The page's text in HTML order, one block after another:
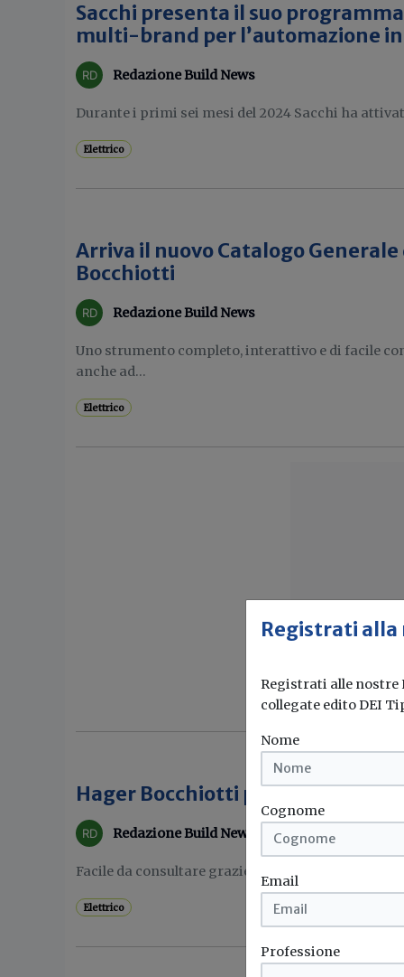
Sacchi presenta il suo
multi-brand per l’automazione
Redazione Build News
Durante i primi sei mesi del 2024 Sacchi ha
Elettrico
Arriva il nuovo Catalogo Generale
Bocchiotti
Redazione Build News
Uno strumento completo, interattivo e di facile
anche ad...
Elettrico
Hager Bocchiotti presenta il
Redazione Build News
Facile da consultare grazie ai filtri e alle funzioni di
Elettrico
Registrati alla
Registrati alle nostre
collegate edito DEI
Nome
Cognome
Email
Professione